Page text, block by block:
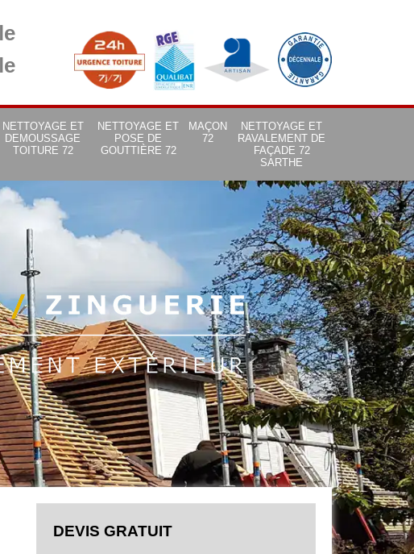
NETTOYAGE ET
DEMOUSSAGE
TOITURE 72
NETTOYAGE ET
POSE DE
GOUTTIÈRE 72
MAÇON
72
NETTOYAGE ET
RAVALEMENT DE
FAÇADE 72
SARTHE
DEVIS GRATUIT